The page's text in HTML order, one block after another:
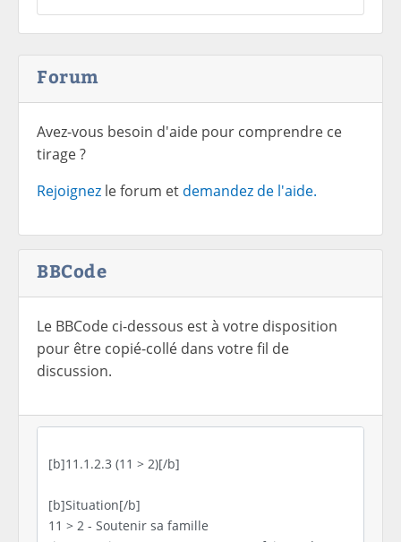
Forum
Avez-vous besoin d'aide pour comprendre ce
tirage ?
Rejoignez le forum et demandez de l'aide.
BBCode
Le BBCode ci-dessous est à votre disposition
pour être copié-collé dans votre fil de
discussion.